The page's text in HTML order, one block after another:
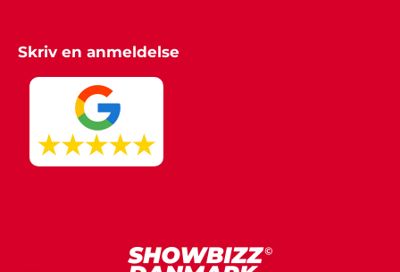
og behagelig dialog. Vi er mange, der stadig
glæde."
Skriv en anmeldelse